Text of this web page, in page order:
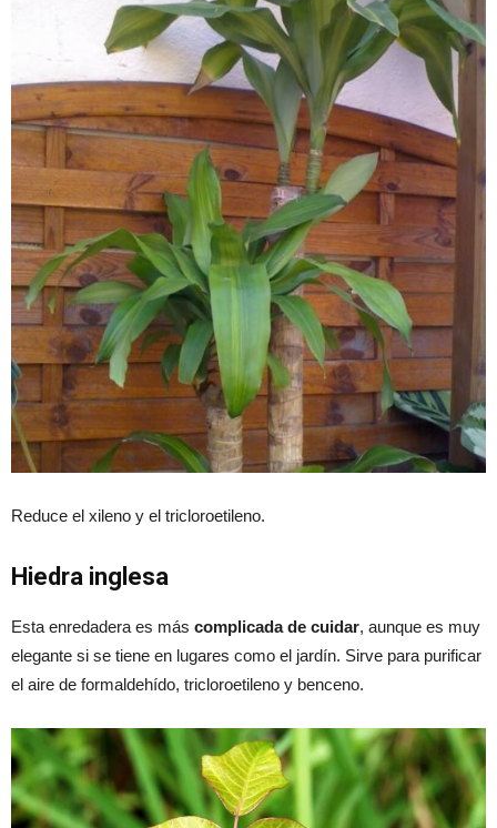
Reduce el xileno y el tricloroetileno.
Hiedra inglesa
Esta enredadera es más complicada de cuidar, aunque es muy
elegante si se tiene en lugares como el jardín. Sirve para purificar
el aire de formaldehído, tricloroetileno y benceno.